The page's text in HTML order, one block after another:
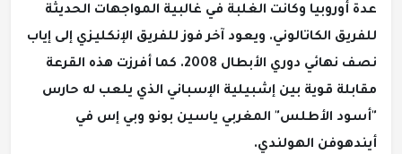
عدة أوروبيا وكانت الغلبة في غالبية المواجهات الحديثة
للفريق الكاتالوني. ويعود آخر فوز للفريق الإنكليزي إلى إياب
نصف نهائي دوري الأبطال 2008. كما أفرزت هذه القرعة
مقابلة قوية بين إشبيلية الإسباني الذي يلعب له حارس
"أسود الأطلس" المغربي ياسين بونو وبي إس في
أيندهوفن الهولندي.